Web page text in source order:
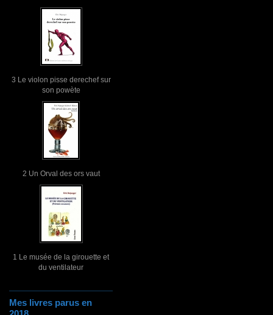
3 Le violon pisse derechef sur
son powète
2 Un Orval des ors vaut
1 Le musée de la girouette et
du ventilateur
Mes livres parus en